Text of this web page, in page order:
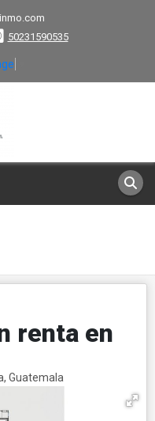
50231590535
renta en
Guatemala